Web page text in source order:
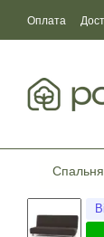
Оплата
Угода
Спальня